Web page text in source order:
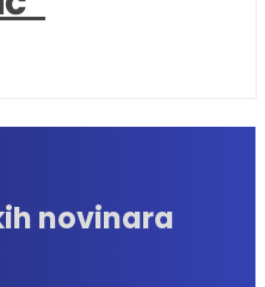
novinara